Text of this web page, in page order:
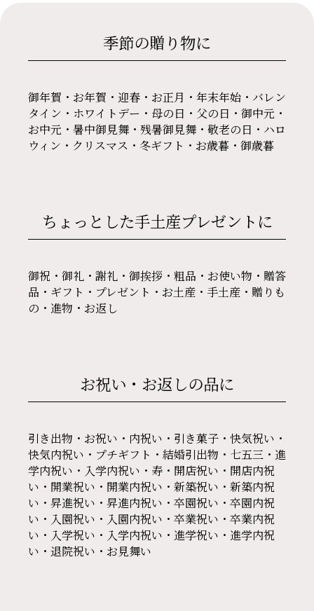
季節の贈り物に
御年賀・お年賀・迎春・お正月・年末年始・バレン
タイン・ホワイトデー・母の日・父の日・御中元・
お中元・暑中御見舞・残暑御見舞・敬老の日・ハロ
ウィン・クリスマス・冬ギフト・お歳暮・御歳暮
ちょっとした手土産プレゼントに
御祝・御礼・謝礼・御挨拶・粗品・お使い物・贈答
品・ギフト・プレゼント・お土産・手土産・贈りも
の・進物・お返し
お祝い・お返しの品に
引き出物・お祝い・内祝い・引き菓子・快気祝い・
快気内祝い・プチギフト・結婚引出物・七五三・進
学内祝い・入学内祝い・寿・開店祝い・開店内祝
い・開業祝い・開業内祝い・新築祝い・新築内祝
い・昇進祝い・昇進内祝い・卒園祝い・卒園内祝
い・入園祝い・入園内祝い・卒業祝い・卒業内祝
い・入学祝い・入学内祝い・進学祝い・進学内祝
い・退院祝い・お見舞い